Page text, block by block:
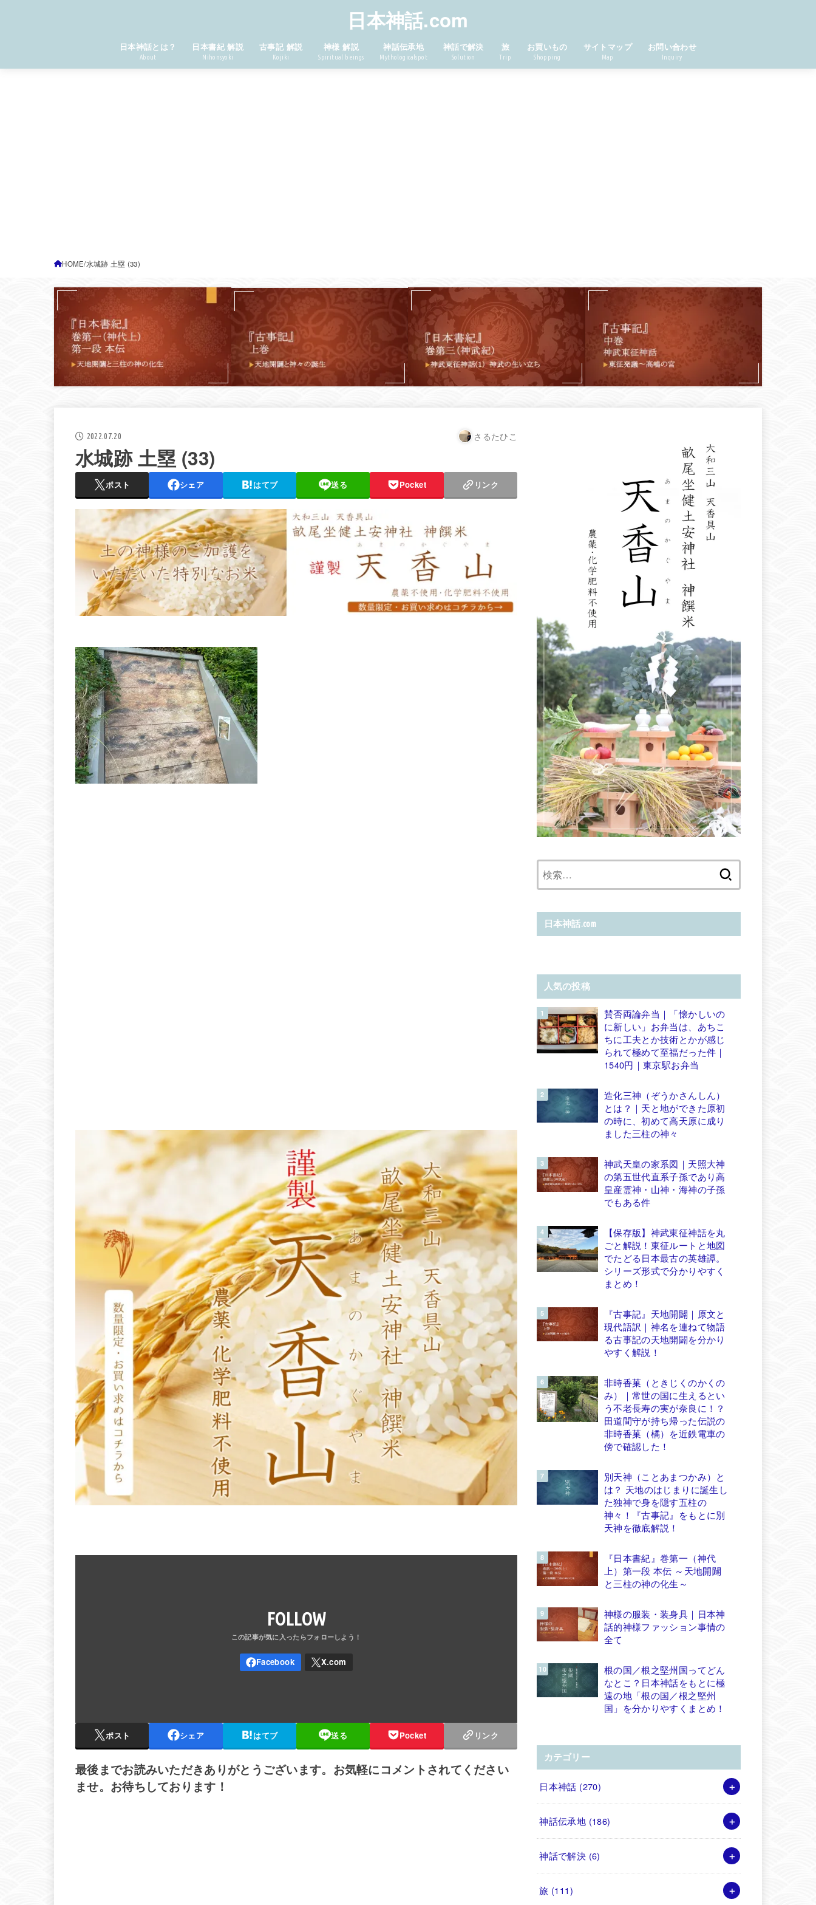
日本神話.com
日本神話とは？
About
日本書紀 解説
Nihonsyoki
古事記 解説
Kojiki
神様 解説
Spiritual beings
神話伝承地
Mythologicalspot
神話で解決
Solution
旅
Trip
お買いもの
Shopping
サイトマップ
Map
お問い合わせ
Inquiry
HOME 水城跡 土塁 (33)
2022.07.20 さるたひこ
水城跡 土塁 (33)
ポスト シェア はてブ 送る Pocket リンク
FOLLOW
ポスト シェア はてブ 送る Pocket リンク
最後までお読みいただきありがとうございます。お気軽にコメントされてください
ませ。お待ちしております！
日本神話.com
人気の投稿
賛否両論弁当｜「懐かしいの
に新しい」お弁当は、あちこ
ちに工夫とか技術とかが感じ
られて極めて至福だった件｜
1540円｜東京駅お弁当
造化三神（ぞうかさんしん）
とは？｜天と地ができた原初
の時に、初めて高天原に成り
ました三柱の神々
神武天皇の家系図｜天照大神
の第五世代直系子孫であり高
皇産霊神・山神・海神の子孫
でもある件
【保存版】神武東征神話を丸
ごと解説！東征ルートと地図
でたどる日本最古の英雄譚。
シリーズ形式で分かりやすく
まとめ！
『古事記』天地開闢｜原文と
現代語訳｜神名を連ねて物語
る古事記の天地開闢を分かり
やすく解説！
非時香菓（ときじくのかくの
み）｜常世の国に生えるとい
う不老長寿の実が奈良に！？
田道間守が持ち帰った伝説の
非時香菓（橘）を近鉄電車の
傍で確認した！
別天神（ことあまつかみ）と
は？ 天地のはじまりに誕生し
た独神で身を隠す五柱の
神々！『古事記』をもとに別
天神を徹底解説！
『日本書紀』巻第一（神代
上）第一段 本伝 ～天地開闢
と三柱の神の化生～
神様の服装・装身具｜日本神
話的神様ファッション事情の
全て
根の国／根之堅州国ってどん
なとこ？日本神話をもとに極
遠の地「根の国／根之堅州
国」を分かりやすくまとめ！
カテゴリー
日本神話 (270)
神話伝承地 (186)
神話で解決 (6)
旅 (111)